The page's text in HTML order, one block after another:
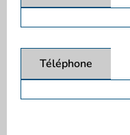
Téléphone